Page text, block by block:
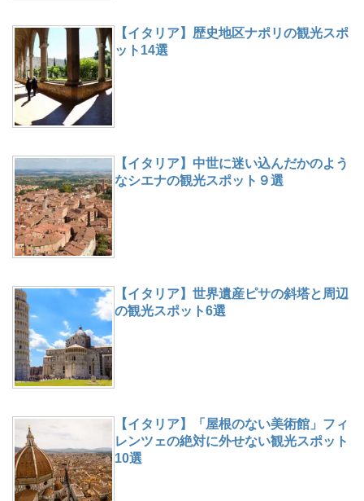
【イタリア】歴史地区ナポリの観光スポ
ット14選
【イタリア】中世に迷い込んだかのよう
なシエナの観光スポット９選
【イタリア】世界遺産ピサの斜塔と周辺
の観光スポット6選
【イタリア】「屋根のない美術館」フィ
レンツェの絶対に外せない観光スポット
10選